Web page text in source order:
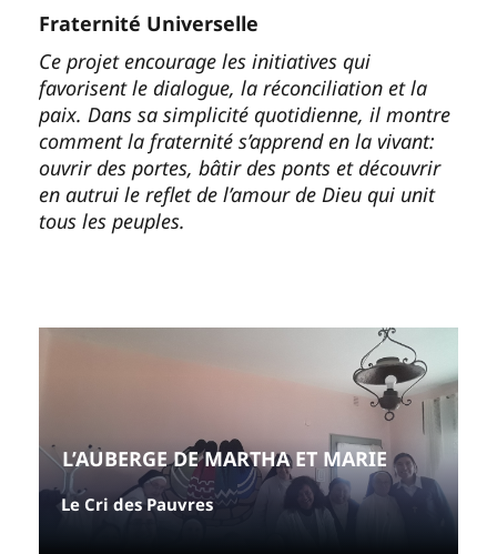
Fraternité Universelle
Ce projet encourage les initiatives qui
favorisent le dialogue, la réconciliation et la
paix. Dans sa simplicité quotidienne, il montre
comment la fraternité s’apprend en la vivant:
ouvrir des portes, bâtir des ponts et découvrir
en autrui le reflet de l’amour de Dieu qui unit
tous les peuples.
L’AUBERGE DE MARTHA ET MARIE
Le Cri des Pauvres